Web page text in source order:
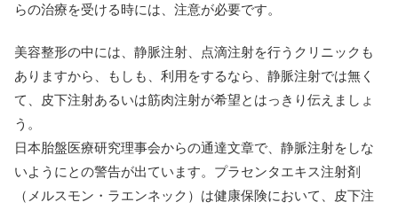
らの治療を受ける時には、注意が必要です。
美容整形の中には、静脈注射、点滴注射を行うクリニックも
ありますから、もしも、利用をするなら、静脈注射では無く
て、皮下注射あるいは筋肉注射が希望とはっきり伝えましょ
う。
日本胎盤医療研究理事会からの通達文章で、静脈注射をしな
いようにとの警告が出ています。プラセンタエキス注射剤
（メルスモン・ラエンネック）は健康保険において、皮下注